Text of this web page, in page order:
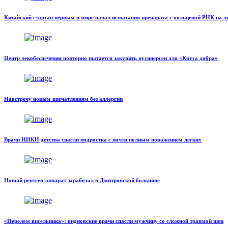
Китайский стартап первым в мире начал испытания препарата с кольцевой РНК на
Центр лекобеспечения повторно пытается закупить нусинерсен для «Круга добра»
Навстречу новым впечатлениям без аллергии
Врачи НИКИ детства спасли подростка с почти полным поражением лёгких
Новый рентген-аппарат заработал в Дмитровской больнице
«Перелом висельника»: видновские врачи спасли мужчину со сложной травмой шеи